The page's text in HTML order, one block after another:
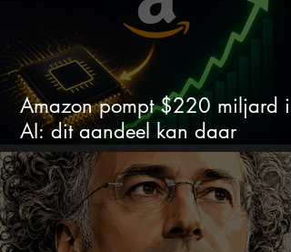
Amazon pompt $220 miljard in
AI: dit aandeel kan daar
explosief van profiteren